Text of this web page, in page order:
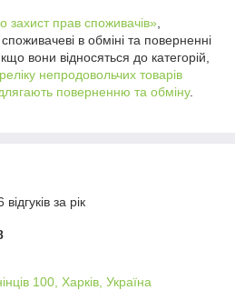
захист прав споживачів»
в обміні та поверненні
вони відносяться до категорій,
непродовольчих товарів
поверненню та обміну.
за рік
100, Харків, Україна